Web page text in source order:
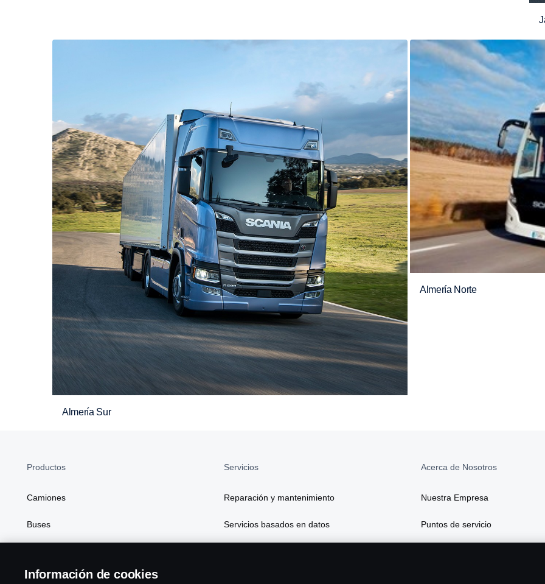
Almería Sur
Almería Norte
Productos
Camiones
Buses
Atributos
Servicios
Reparación y mantenimiento
Servicios basados en datos
Acerca de Nosotros
Nuestra Empresa
Puntos de servicio
Información de cookies